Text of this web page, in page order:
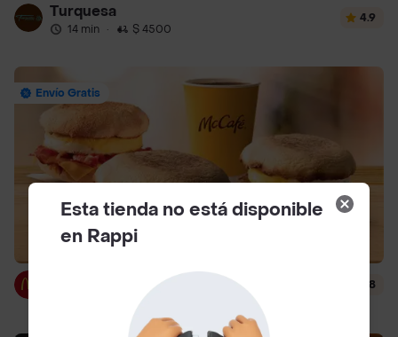
Turquesa
14 min · $ 4500
4.9
Envío Gratis
$ 3000
4.8
Esta tienda no está disponible
en Rappi